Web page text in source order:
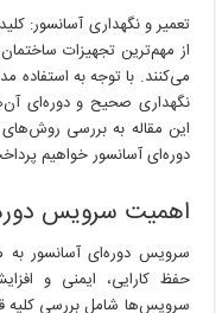
و
طول
عمر
تعمیر و نگهداری آسانسور:
از مهم‌ترین تجهیزات
می‌کنند. با توجه به استفاده
نگهداری صحیح و دوره‌ای
این مقاله به بررسی
دوره‌ای آسانسور خواهیم
اهمیت سرویس
سرویس دوره‌ای آسانسور به
حفظ کارایی، ایمنی و
سرویس‌ها شامل بررسی کلیه